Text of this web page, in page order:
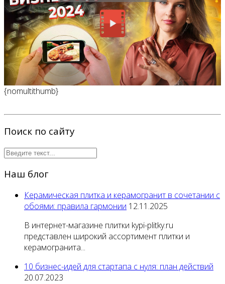
{nomultithumb}
Поиск по сайту
Наш блог
Керамическая плитка и керамогранит в сочетании с
обоями: правила гармонии 12.11.2025
В интернет-магазине плитки kypi-plitky.ru
представлен широкий ассортимент плитки и
керамогранита...
10 бизнес-идей для стартапа с нуля: план действий
20.07.2023